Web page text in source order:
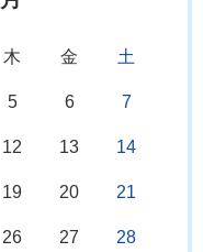
木 金 土
5 6 7
12 13 14
19 20 21
26 27 28